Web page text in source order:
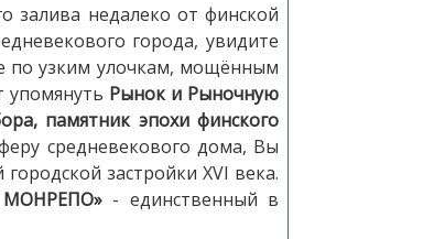
залива недалеко от финской
города, увидите
по узким улочкам, мощённым
упомянуть Рынок и Рыночную
памятник эпохи финского
средневекового дома, Вы
застройки XVI века.
- единственный в